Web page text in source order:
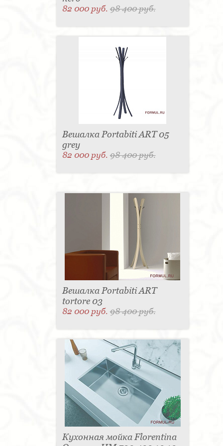
82 000 руб.98 400 руб.
Вешалка Portabiti ART 05
grey
82 000 руб.98 400 руб.
Вешалка Portabiti ART
tortore 03
82 000 руб.98 400 руб.
Кухонная мойка Florentina